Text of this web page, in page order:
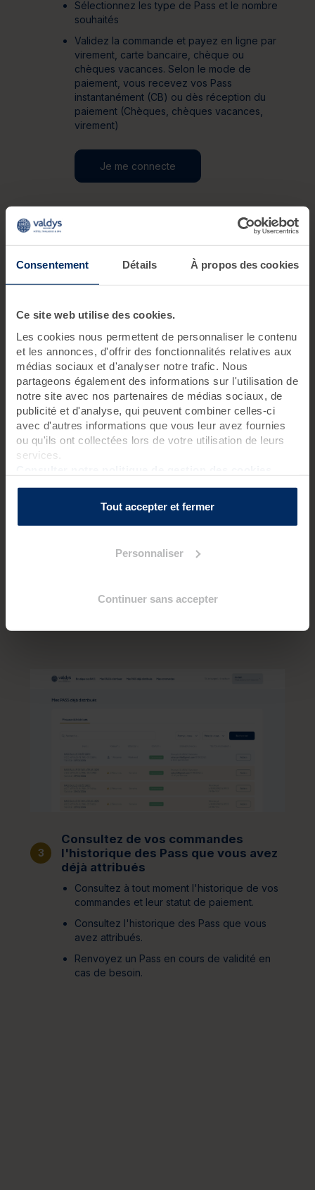
Consentement Détails À propos des cookies
Ce site web utilise des cookies.
Les cookies nous permettent de personnaliser le contenu
et les annonces, d'offrir des fonctionnalités relatives aux
médias sociaux et d'analyser notre trafic. Nous
partageons également des informations sur l'utilisation de
notre site avec nos partenaires de médias sociaux, de
publicité et d'analyse, qui peuvent combiner celles-ci
avec d'autres informations que vous leur avez fournies
ou qu'ils ont collectées lors de votre utilisation de leurs
services.
Tout accepter et fermer
Personnaliser
Continuer sans accepter
Sélectionnez les type de Pass et le nombre
souhaités
Validez la commande et payez en ligne par
virement, carte bancaire, chèque ou
chèques vacances. Selon le mode de
paiement, vous recevez vos Pass
instantanément (CB) ou dès réception du
paiement (Chèques, chèques vacances,
virement)
Je me connecte
2
Recevez vos pass et distribuez les à
vos bénéficiaires
de commande ainsi qu’un lien vous
permettant d’accéder à vos Pass.
Les Pass sont disponibles instantanément
sont valables 1 an.
bénéficiaires via un téléchargement du Pass
3
Consultez de vos commandes
l'historique des Pass que vous avez
déjà attribués
Consultez à tout moment l'historique de vos
commandes et leur statut de paiement.
Consultez l'historique des Pass que vous
avez attribués.
Renvoyez un Pass en cours de validité en
cas de besoin.